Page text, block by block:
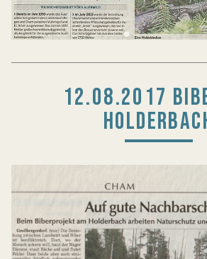
12.08.2017